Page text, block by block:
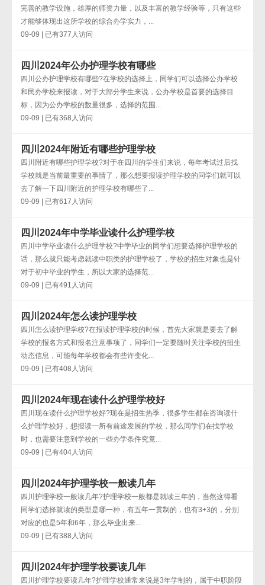
完善的教学设施，雄厚的师资力量，以及丰富的教学经验等，只有这些
才能够体现出这所学校的综合办学实力，...
09-09 | 已有377人访问
四川2024年公办护理学校有哪些
四川公办护理学校有哪些?在学校的选择上，同学们可以选择公办学校
和民办学校来报读，对于大部分学生来说，公办学校是首要的选择目
标，因为公办学校的数量很多，选择的范围...
09-09 | 已有368人访问
四川2024年附近有哪些护理学校
四川附近有哪些护理学校?对于在四川的学生们来说，每年考试过后找
学校就是当前最重要的事情了，那么想要报读护理学校的同学们就可以
去了解一下四川附近的护理学校有哪些了...
09-09 | 已有617人访问
四川2024年中学毕业读什么护理学校
四川中学毕业读什么护理学校?中学毕业的同学们想要选择护理学校的
话，那么就只能考虑就读中职类的护理学校了，学校的招生对象也是针
对于初中毕业的学生，所以大家的选择范...
09-09 | 已有491人访问
四川2024年怎么读护理学校
四川怎么读护理学校?在报读护理学校的时候，首先大家就是要去了解
学校的报名方式和报名注意事项了，同学们一定要随时关注学校的招生
动态信息，可能每年学校都会有些许变化...
09-09 | 已有408人访问
四川2024年现在读什么护理学校好
四川现在读什么护理学校好?现在是招生热季，很多学生都在咨询读什
么护理学校好，想报读一所有前途发展的学校，那么同学们在找学校
时，也需要注意到学校的一些办学条件究竟...
09-09 | 已有404人访问
四川2024年护理学校一般读几年
四川护理学校一般读几年?护理学校一般都是就读三年的，当然这得看
同学们选择就读的类型是哪一种，有五年一贯制的，也有3+3的，分别
对应的也是5年和6年，那么毕业出来...
09-09 | 已有388人访问
四川2024年护理学校要读几年
四川护理学校要读几年?护理学校通常来说是3年学制的，属于中职阶段